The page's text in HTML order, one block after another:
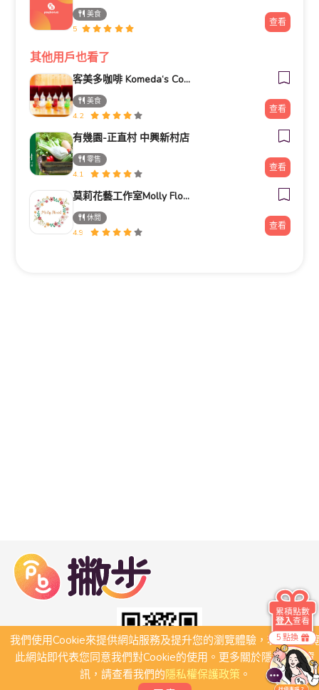
美食
5
查看
其他用戶也看了
客美多咖啡 Komeda‘s Coffee - 台南小北店
美食
4.2
查看
有幾園-正直村 中興新村店
零售
4.1
查看
莫莉花藝工作室Molly Florist
休閒
4.9
查看
我們使用Cookie來提供網站服務及提升您的瀏覽體驗，若繼續瀏
此網站即代表您同意我們對Cookie的使用。更多關於隱私保護資
訊，請查看我們的隱私權保護政策。
5 點換
累積點數
登入查看